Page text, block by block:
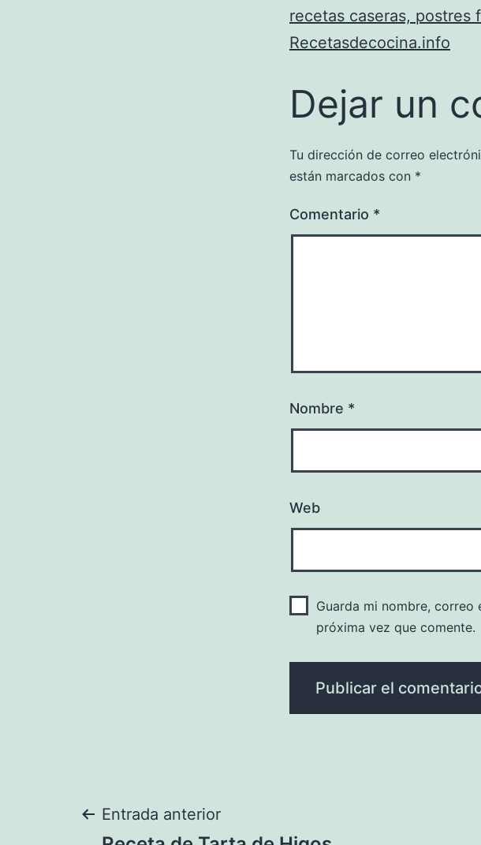
recetas caseras, postres
Recetasdecocina.info
Dejar un
Tu dirección de correo
están marcados con *
Comentario *
Nombre *
Web
Guarda mi nombre,
próxima vez que comente.
Navegación
Entrada anterior